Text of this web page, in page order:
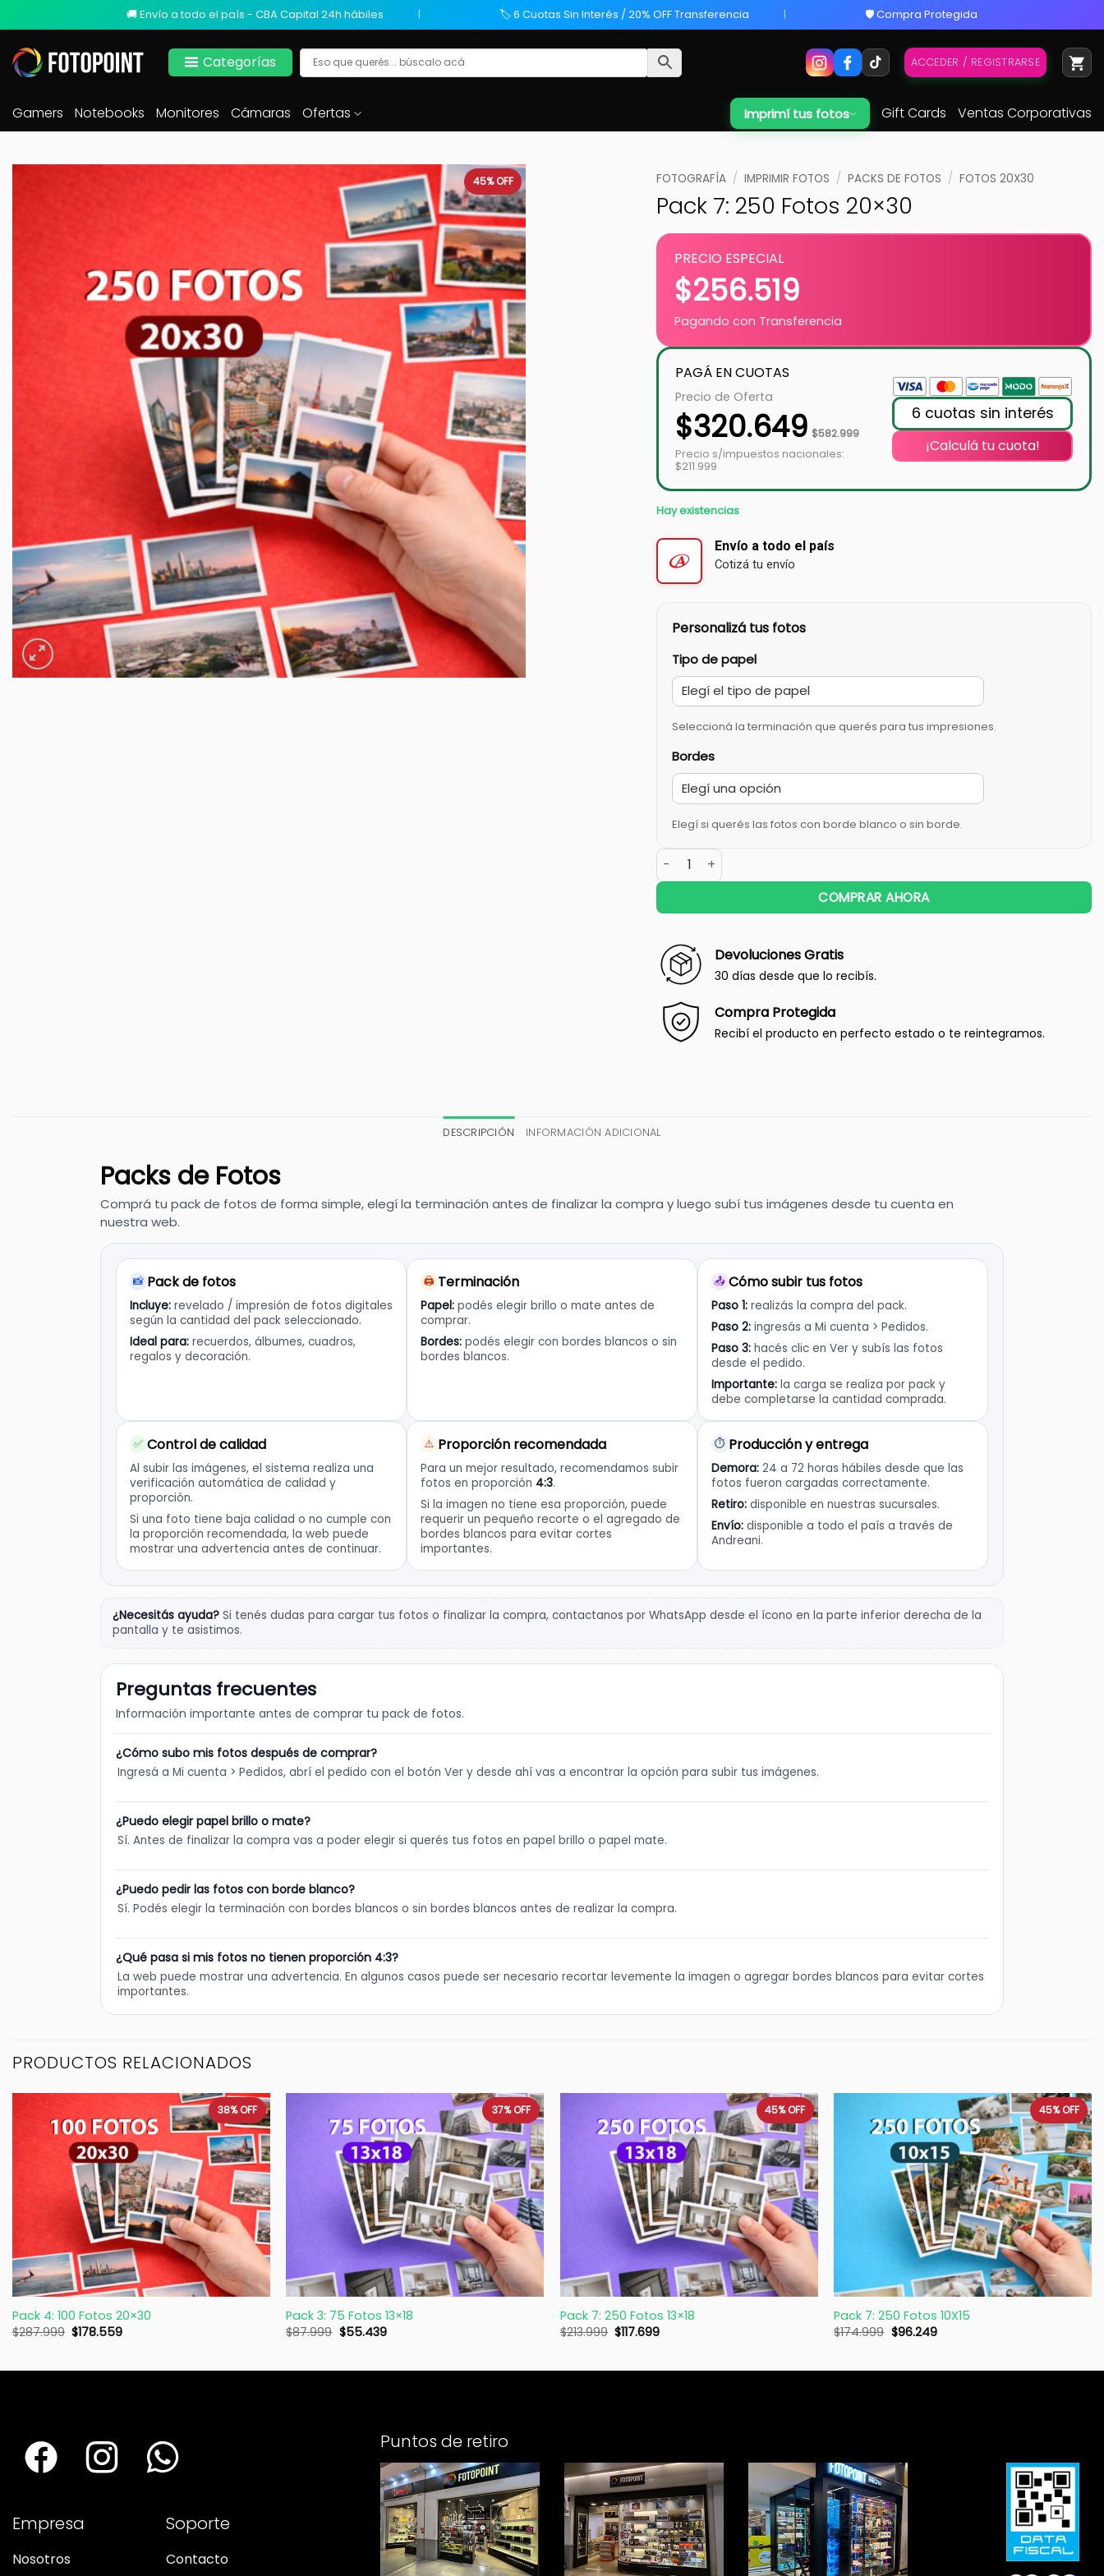
🚚 Envío a todo el país - CBA Capital 24h hábiles 🏷️ 6 Cuotas Sin Interés / 20% OFF Transferencia 🛡️ Compra Protegida
Categorías ACCEDER / REGISTRARSE
Gamers Notebooks Monitores Cámaras Ofertas Imprimí tus fotos Gift Cards Ventas Corporativas
45%OFF FOTOGRAFÍA / IMPRIMIR FOTOS / PACKS DE FOTOS / FOTOS 20X30
Pack 7: 250 Fotos 20×30
PRECIO ESPECIAL
$256.519
Pagando con Transferencia
PAGÁ EN CUOTAS
Precio de Oferta
$320.649 $582.999
Precio s/impuestos nacionales:
$211.999
6 cuotas sin interés
¡Calculá tu cuota!
Hay existencias
Envío a todo el país
Cotizá tu envío
Personalizá tus fotos
Tipo de papel
Seleccioná la terminación que querés para tus impresiones.
Bordes
Elegí si querés las fotos con borde blanco o sin borde.
COMPRAR AHORA
Devoluciones Gratis
30 días desde que lo recibís.
Compra Protegida
Recibí el producto en perfecto estado o te reintegramos.
DESCRIPCIÓN INFORMACIÓN ADICIONAL
Packs de Fotos
Comprá tu pack de fotos de forma simple, elegí la terminación antes de finalizar la compra y luego subí tus imágenes desde tu cuenta en
nuestra web.
📸 Pack de fotos
Incluye: revelado / impresión de fotos digitales
según la cantidad del pack seleccionado.
Ideal para: recuerdos, álbumes, cuadros,
regalos y decoración.
🖨️ Terminación
Papel: podés elegir brillo o mate antes de
comprar.
Bordes: podés elegir con bordes blancos o sin
bordes blancos.
📤 Cómo subir tus fotos
Paso 1: realizás la compra del pack.
Paso 2: ingresás a Mi cuenta > Pedidos.
Paso 3: hacés clic en Ver y subís las fotos
desde el pedido.
Importante: la carga se realiza por pack y
debe completarse la cantidad comprada.
✅ Control de calidad
Al subir las imágenes, el sistema realiza una
verificación automática de calidad y
proporción.
Si una foto tiene baja calidad o no cumple con
la proporción recomendada, la web puede
mostrar una advertencia antes de continuar.
⚠️ Proporción recomendada
Para un mejor resultado, recomendamos subir
fotos en proporción 4:3.
Si la imagen no tiene esa proporción, puede
requerir un pequeño recorte o el agregado de
bordes blancos para evitar cortes
importantes.
⏱️ Producción y entrega
Demora: 24 a 72 horas hábiles desde que las
fotos fueron cargadas correctamente.
Retiro: disponible en nuestras sucursales.
Envío: disponible a todo el país a través de
Andreani.
¿Necesitás ayuda? Si tenés dudas para cargar tus fotos o finalizar la compra, contactanos por WhatsApp desde el ícono en la parte inferior derecha de la
pantalla y te asistimos.
Preguntas frecuentes
Información importante antes de comprar tu pack de fotos.
¿Cómo subo mis fotos después de comprar?
Ingresá a Mi cuenta > Pedidos, abrí el pedido con el botón Ver y desde ahí vas a encontrar la opción para subir tus imágenes.
¿Puedo elegir papel brillo o mate?
Sí. Antes de finalizar la compra vas a poder elegir si querés tus fotos en papel brillo o papel mate.
¿Puedo pedir las fotos con borde blanco?
Sí. Podés elegir la terminación con bordes blancos o sin bordes blancos antes de realizar la compra.
¿Qué pasa si mis fotos no tienen proporción 4:3?
La web puede mostrar una advertencia. En algunos casos puede ser necesario recortar levemente la imagen o agregar bordes blancos para evitar cortes
importantes.
PRODUCTOS RELACIONADOS
38%OFF
+
Pack 4: 100 Fotos 20×30
$287.999 $178.559
37%OFF
+
Pack 3: 75 Fotos 13×18
$87.999 $55.439
45%OFF
+
Pack 7: 250 Fotos 13×18
$213.999 $117.699
45%OFF
Pack 7: 250 Fotos 10X15
$174.999 $96.249
Empresa
Nosotros
Soporte
Contacto
Puntos de retiro